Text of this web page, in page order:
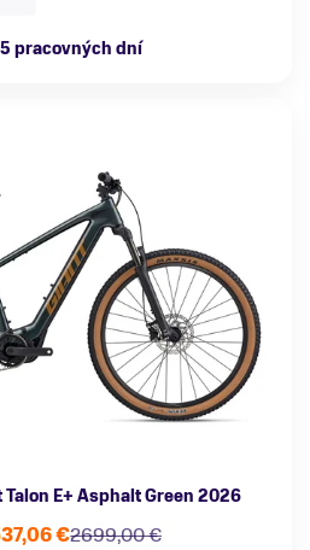
pracovných dní
E+ Asphalt Green 2026
2699,00 €
€